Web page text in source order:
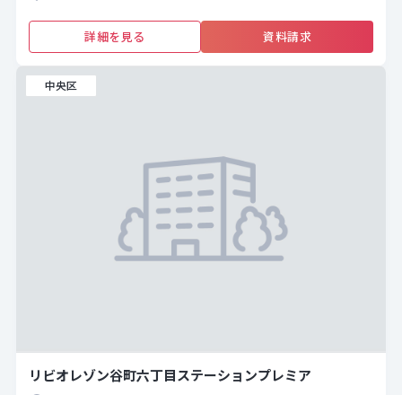
詳細を見る 資料請求
中央区
リビオレゾン谷町六丁目ステーションプレミア